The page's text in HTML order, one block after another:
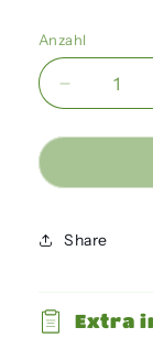
Anzahl
Verringere
die
Menge
Zoo
-
D3
Share
Extra